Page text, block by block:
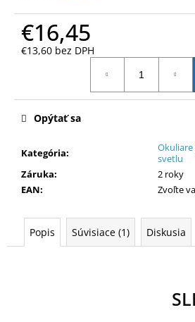
€16,45
€13,60 bez DPH
Kategória:
svetlu
Záruka:
2 roky
EAN: Zvoľte
Opýtať sa
Popis Súvisiace (1) Diskusia